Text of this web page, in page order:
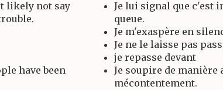
likely not say
have been
Je lui signal que c'est
queue.
Je m'exaspère en
Je ne le laisse pas
je repasse devant
Je soupire de
mécontentement.